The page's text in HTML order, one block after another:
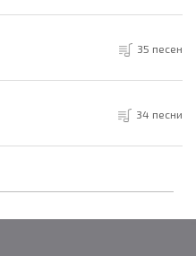
35 песен
34 песни